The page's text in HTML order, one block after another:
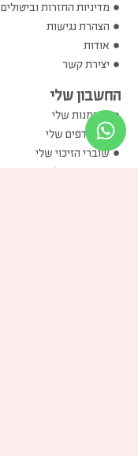
מדיניות החזרות וביטולים
הצהרת נגישות
אודות
יצירת קשר
החשבון שלי
ההזמנות שלי
המועדפים שלי
שוברי הזיכוי שלי
הכתובות שלי